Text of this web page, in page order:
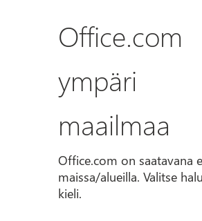
Office.com
ympäri
maailmaa
Office.com on saatavana
maissa/alueilla. Valitse
kieli.